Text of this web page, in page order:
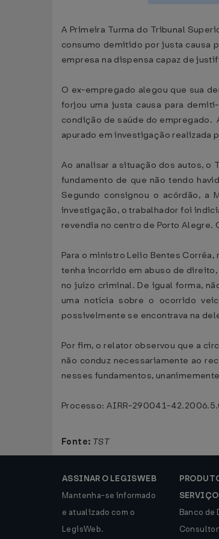
A Primeira Turma do Tribunal
consumo demitido por justa causa
empresa na dispensa capaz de
O ex-empregado alegou que sua
forjou uma justa causa para
condição de saúde do empregado.
apurado em investigação realizada
Ao analisar a situação dos autos, o
fundamento de que não tendo
Segundo consignou o acórdão, a
investigação, o trabalhador foi
revendia no centro de Porto Alegre.
Para o ministro Lelio Bentes
tenha incorrido em abuso de
no juízo criminal. De igual forma,
uma notícia sobre o ocorrido
possivelmente se encontrava na
Por fim, o relator observou que a
não conduz necessariamente ao
nesses fundamentos,
Processo: AIRR-290041-
Fonte: TST
ASSINAR O LEGISWEB
Mantenha-se informado
e atualizado com o
LegisWeb.
Banco de